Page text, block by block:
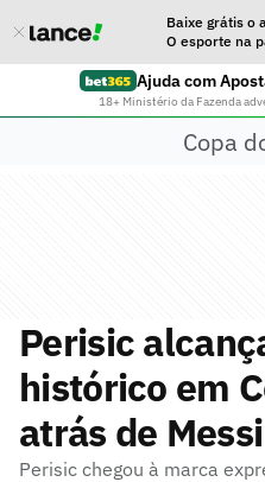
Baixe grátis o
O esporte na
Ajuda com
18+ Ministério da Fazenda
Copa
Perisic
histórico em
atrás de Messi
Perisic chegou à marca